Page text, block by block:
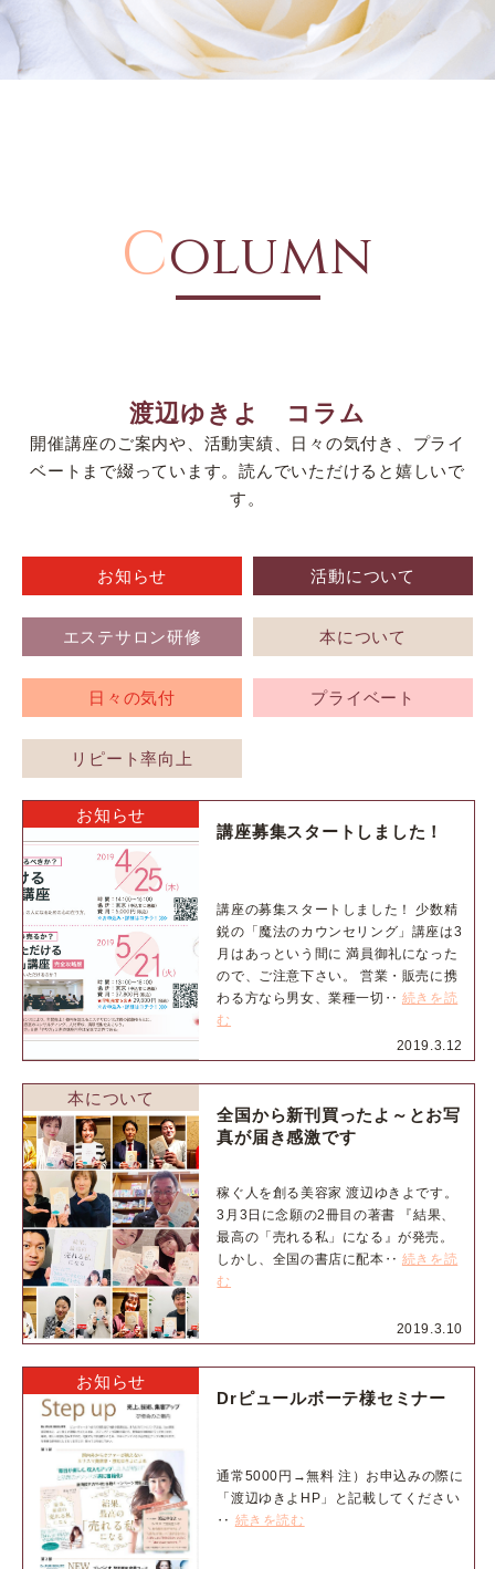
Column
渡辺ゆきよ コラム
開催講座のご案内や、活動実績、日々の気付き、プライ
ベートまで綴っています。読んでいただけると嬉しいで
す。
お知らせ 活動について
エステサロン研修 本について
日々の気付 プライベート
リピート率向上
お知らせ
2019.3.12
講座募集スタートしました！
講座の募集スタートしました！ 少数精
鋭の「魔法のカウンセリング」講座は3
月はあっという間に 満員御礼になった
ので、ご注意下さい。 営業・販売に携
わる方なら男女、業種一切‥ 続きを読
む
本について
2019.3.10
全国から新刊買ったよ～とお写
真が届き感激です
稼ぐ人を創る美容家 渡辺ゆきよです。
3月3日に念願の2冊目の著書 『結果、
最高の「売れる私」になる』が発売。
しかし、全国の書店に配本‥ 続きを読
む
お知らせ
Drピュールボーテ様セミナー
通常5000円→無料 注）お申込みの際に
「渡辺ゆきよHP」と記載してください
‥ 続きを読む